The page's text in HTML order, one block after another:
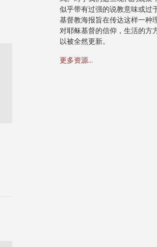
似乎带有过强的说教意味或过
基督教海报旨在传达这样一种
对耶稣基督的信仰，生活的方
以被全然更新。
更多资源...